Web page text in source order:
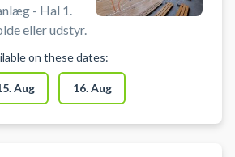
- Hal 1.
eller udstyr.
on these dates:
Aug 16. Aug